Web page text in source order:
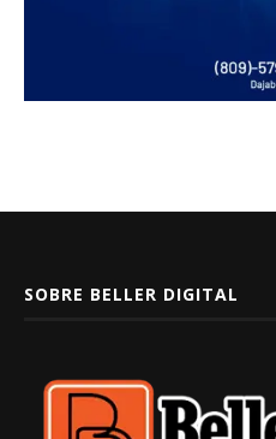
SOBRE BELLER DIGITAL